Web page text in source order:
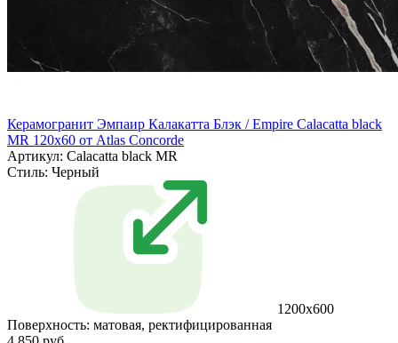
Керамогранит Эмпаир Калакатта Блэк / Empire Calacatta black
MR 120x60 от Atlas Concorde
Артикул: Calacatta black MR
Стиль: Черный
1200x600
Поверхность: матовая, ректифицированная